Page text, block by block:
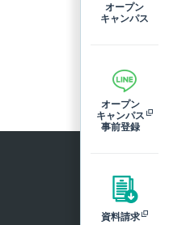
オープン
キャンパス
オープン
キャンパス
事前登録
資料請求